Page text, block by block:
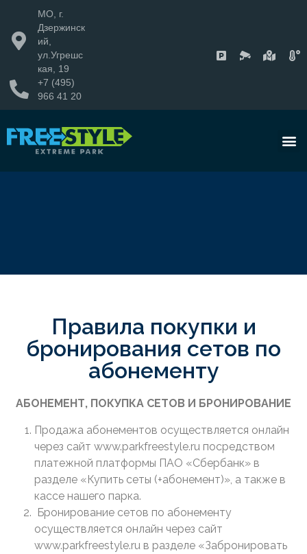
МО, г.
Дзержинск
ий,
ул.Угрешс
кая, 19
+7 (495)
966 41 20
Правила покупки и
бронирования сетов по
абонементу
АБОНЕМЕНТ, ПОКУПКА СЕТОВ И БРОНИРОВАНИЕ
Продажа абонементов осуществляется онлайн
через сайт www.parkfreestyle.ru посредством
платежной платформы ПАО «Сбербанк» в
разделе «Купить сеты (+абонемент)», а также в
кассе нашего парка.
Бронирование сетов по абонементу
осуществляется онлайн через сайт
www.parkfreestyle.ru в разделе «Забронировать